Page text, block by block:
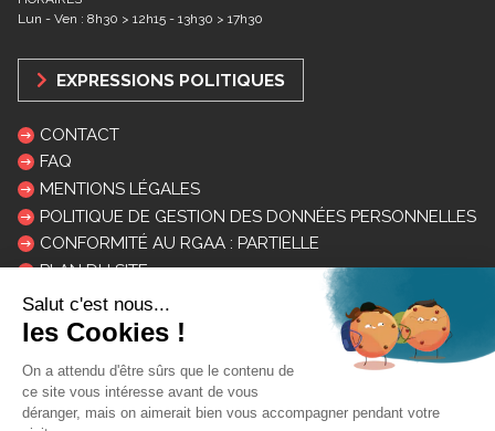
Lun - Ven : 8h30 > 12h15 - 13h30 > 17h30
EXPRESSIONS POLITIQUES
CONTACT
FAQ
MENTIONS LÉGALES
POLITIQUE DE GESTION DES DONNÉES PERSONNELLES
CONFORMITÉ AU RGAA : PARTIELLE
PLAN DU SITE
LOGOS ET CHARTE
INSCRIPTION NEWSLETTER